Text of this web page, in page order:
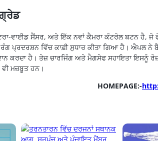
ਵਾਈਡਸੈਂਸਰ, ਅਤੇ ਇੱਕ ਨਵਾਂ ਕੈਮਰਾਕੰਟਰੋਲ ਬਟਨਹੈ, ਜੋ
ਰੰਗਪ੍ਰਦਰਸ਼ਨਵਿੱਚ ਕਾਫ਼ੀ ਸੁਧਾਰ ਕੀਤਾ ਗਿਆ ਹੈ। ਐਪਲਨੇ
ਕਰਦਾ ਹੈ। ਤੇਜ਼ਚਾਰਜਿੰਗਅਤੇਮੈਗਸੇਫਸਹਾਇਤਾ ਇਸਨੂੰ
ਵੀ ਮਜ਼ਬੂਤ ​​ਹਨ।
HOMEPAGE:-